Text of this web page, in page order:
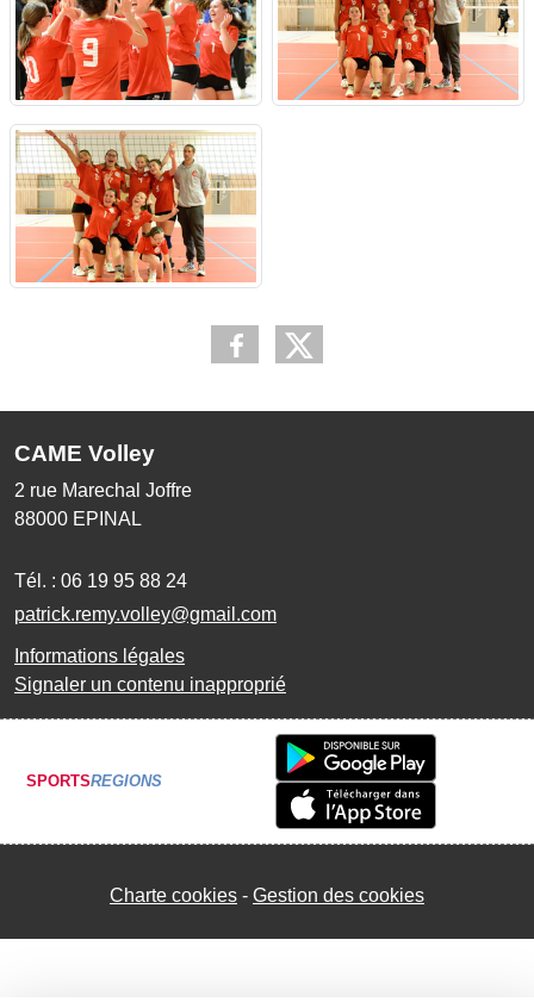
CAME Volley
2 rue Marechal Joffre
88000 EPINAL
Tél. : 06 19 95 88 24
patrick.remy.volley@gmail.com
Informations légales
Signaler un contenu inapproprié
SPORTSREGIONS
Charte cookies Gestion des cookies